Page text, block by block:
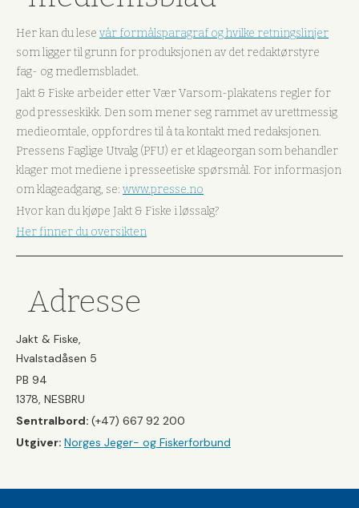
Her kan du lese vår formålsparagraf og hvilke retningslinjer
som ligger til grunn for produksjonen av det redaktørstyre
fag- og medlemsbladet.
Jakt & Fiske arbeider etter Vær Varsom-plakatens regler for
god presseskikk. Den som mener seg rammet av urettmessig
medieomtale, oppfordres til å ta kontakt med redaksjonen.
Pressens Faglige Utvalg (PFU) er et klageorgan som behandler
klager mot mediene i presseetiske spørsmål. For informasjon
om klageadgang, se: www.presse.no
Hvor kan du kjøpe Jakt & Fiske i løssalg?
Her finner du oversikten
Adresse
Jakt & Fiske,
Hvalstadåsen 5
PB 94
1378, NESBRU
Sentralbord: (+47) 667 92 200
Utgiver: Norges Jeger- og Fiskerforbund